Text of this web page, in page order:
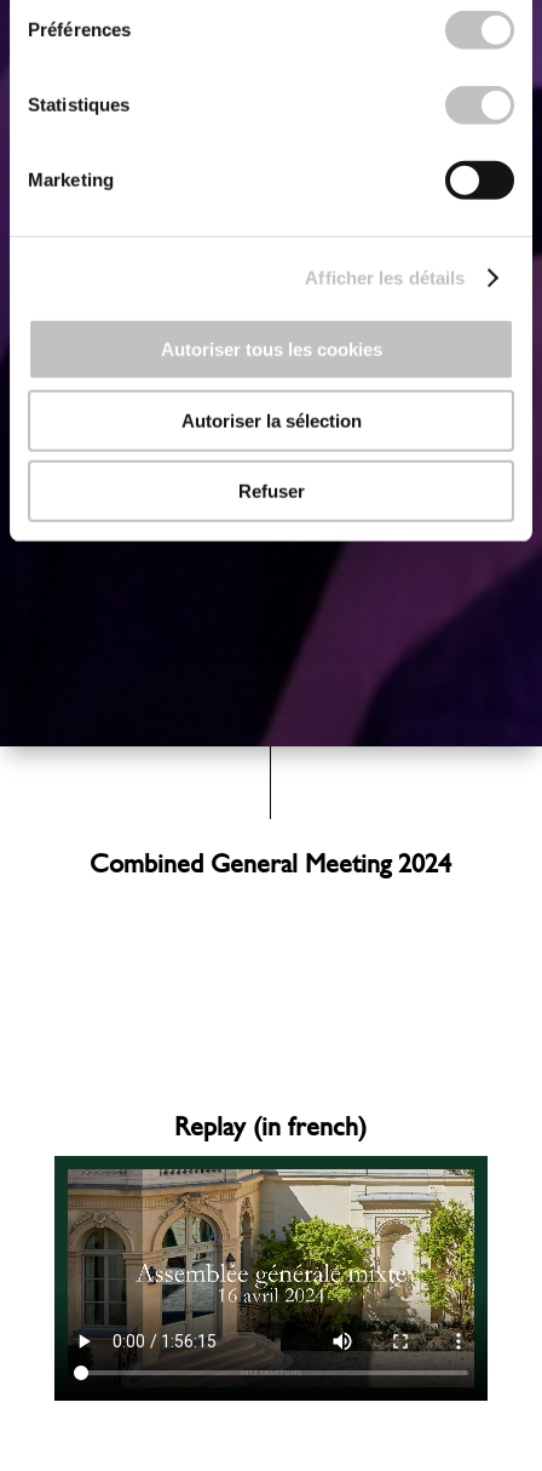
Préférences
Statistiques
Marketing
Afficher les détails
Autoriser tous les cookies
Autoriser la sélection
Refuser
Combined General Meeting 2024
Replay (in french)